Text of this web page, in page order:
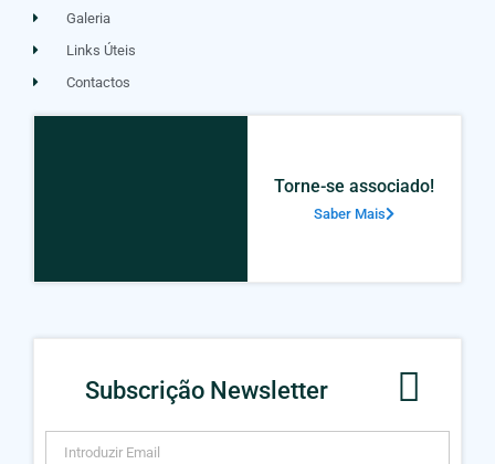
Galeria
Links Úteis
Contactos
Torne-se associado!
Saber Mais
Subscrição Newsletter